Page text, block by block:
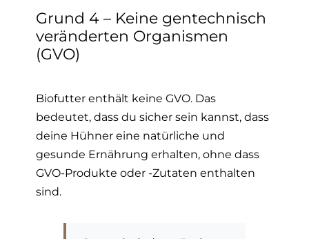
Grund 4 – Keine gentechnisch
veränderten Organismen
(GVO)
Biofutter enthält keine GVO. Das
bedeutet, dass du sicher sein kannst, dass
deine Hühner eine natürliche und
gesunde Ernährung erhalten, ohne dass
GVO-Produkte oder -Zutaten enthalten
sind.